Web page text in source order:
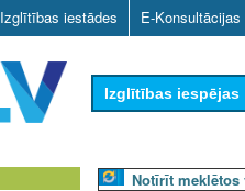
Skip
to
main
Izglītības iestādes E-Konsultācijas
Izglītības iespējas
Notīrīt